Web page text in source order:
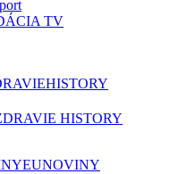
TV
HISTORY
HISTORY
EUNOVINY